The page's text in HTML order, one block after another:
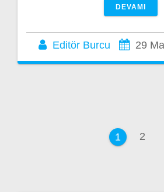
DEVAMI
Editör Burcu 29
Sayfa
1 Sayfa
2